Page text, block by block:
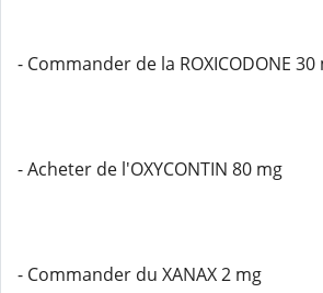
- Commander de la ROXICODONE 30
- Acheter de l'OXYCONTIN 80 mg
- Commander du XANAX 2 mg